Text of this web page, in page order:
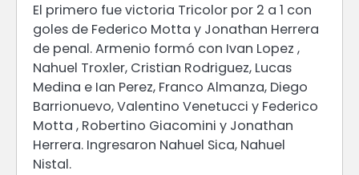
El primero fue victoria Tricolor por 2 a 1 con
goles de Federico Motta y Jonathan Herrera
de penal. Armenio formó con Ivan Lopez ,
Nahuel Troxler, Cristian Rodriguez, Lucas
Medina e Ian Perez, Franco Almanza, Diego
Barrionuevo, Valentino Venetucci y Federico
Motta , Robertino Giacomini y Jonathan
Herrera. Ingresaron Nahuel Sica, Nahuel
Nistal.